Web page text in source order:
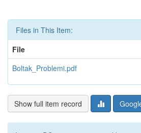
Files in This Item:
File
Boltak_Problemi.pdf
Show full item record